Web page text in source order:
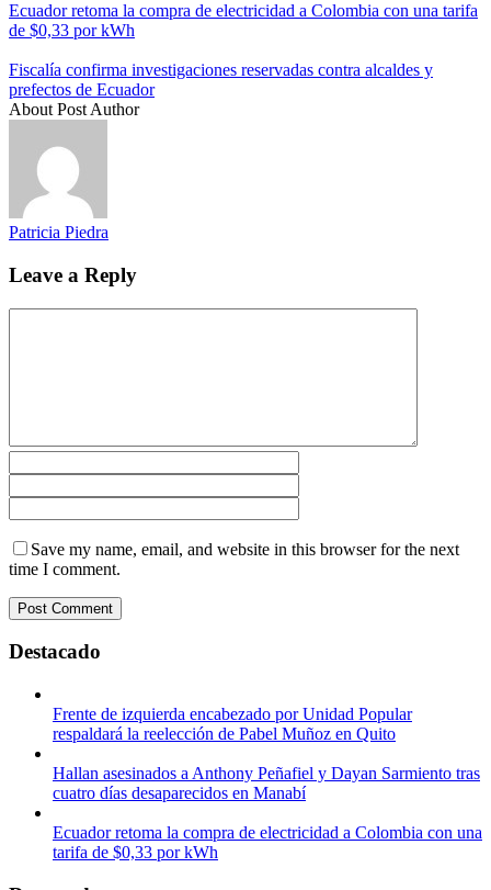
Ecuador retoma la compra de electricidad a Colombia con una tarifa
de $0,33 por kWh
Fiscalía confirma investigaciones reservadas contra alcaldes y
prefectos de Ecuador
About Post Author
Patricia Piedra
Leave a Reply
Save my name, email, and website in this browser for the next
time I comment.
Destacado
Frente de izquierda encabezado por Unidad Popular
respaldará la reelección de Pabel Muñoz en Quito
Hallan asesinados a Anthony Peñafiel y Dayan Sarmiento tras
cuatro días desaparecidos en Manabí
Ecuador retoma la compra de electricidad a Colombia con una
tarifa de $0,33 por kWh